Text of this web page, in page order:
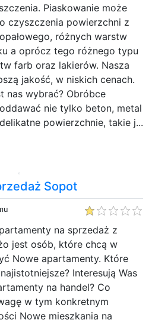
Piaskowanie może
czyszczenia powierzchni z
różnych warstw
a oprócz tego różnego typu
farb oraz lakierów. Nasza
jakość, w niskich cenach.
nas wybrać? Obróbce
nie tylko beton, metal
powierzchnie, takie j...
Sopot
na sprzedaż z
jest osób, które chcą w
Nowe apartamenty. Które
Interesują Was
na handel? Co
w tym konkretnym
Nowe mieszkania na